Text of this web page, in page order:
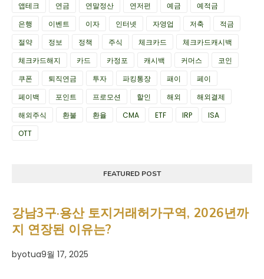
앱테크
연금 연말정산 연저펀 예금
예적금
은행
이벤트 이자 인터넷 자영업 저축
적금
절약
정보 정책 주식 체크카드
체크카드캐시백
체크카드해지
카드 카정포 캐시백 커머스
코인
쿠폰
퇴직연금 투자 파킹통장 패이
페이
페이백
포인트 프로모션 할인 해외
해외결제
해외주식
환불 환율 CMA ETF IRP
ISA
OTT
FEATURED POST
강남3구·용산 토지거래허가구역, 2026년까
지 연장된 이유는?
byotua9월 17, 2025